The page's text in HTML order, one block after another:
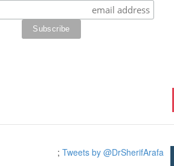
Tweets by @DrSherifArafa
;